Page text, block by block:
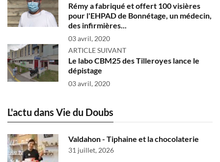
Rémy a fabriqué et offert 100 visières
pour l'EHPAD de Bonnétage, un médecin,
des infirmières...
03 avril, 2020
ARTICLE SUIVANT
Le labo CBM25 des Tilleroyes lance le
dépistage
03 avril, 2020
L'actu dans Vie du Doubs
Valdahon - Tiphaine et la chocolaterie
31 juillet, 2026